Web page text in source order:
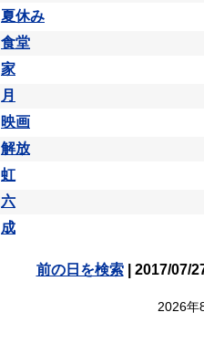
夏休み
食堂
家
月
映画
解放
虹
六
成
前の日を検索| 2017/07/
2026年